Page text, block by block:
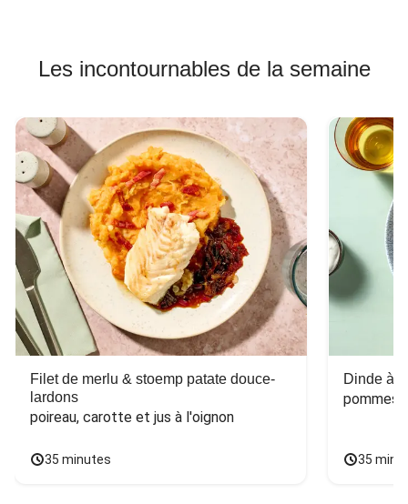
Les incontournables de la semaine
Filet de merlu & stoemp patate douce-
lardons
poireau, carotte et jus à l'oignon
35 minutes
Dinde à
pommes
35